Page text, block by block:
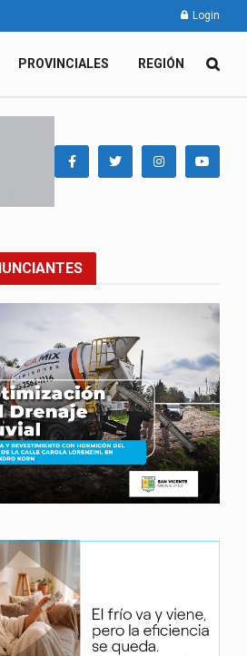
Login
PROVINCIALES REGIÓN